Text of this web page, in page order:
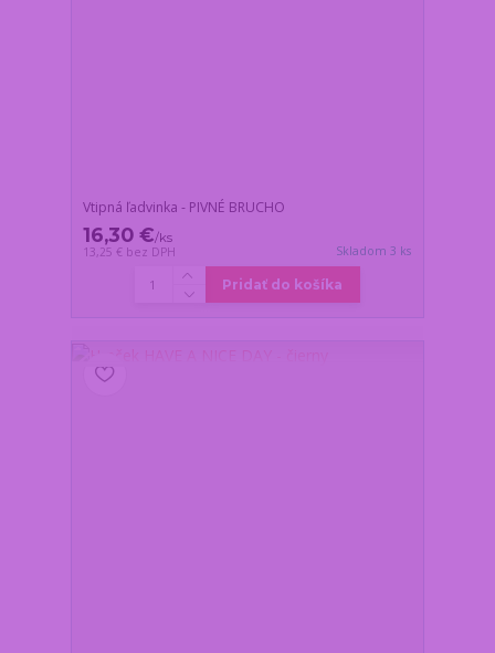
Vtipná ľadvinka - PIVNÉ BRUCHO
16,30 €/ks
13,25 € bez DPH Skladom 3 ks
Pridať do košíka